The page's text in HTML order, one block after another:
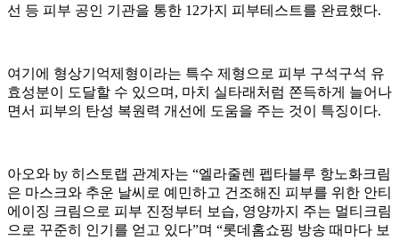
선 등 피부 공인 기관을 통한 12가지 피부테스트를 완료했다.
여기에 형상기억제형이라는 특수 제형으로 피부 구석구석 유
효성분이 도달할 수 있으며, 마치 실타래처럼 쫀득하게 늘어나
면서 피부의 탄성 복원력 개선에 도움을 주는 것이 특징이다.
아오와 by 히스토랩 관계자는 “엘라줄렌 펩타블루 항노화크림
은 마스크와 추운 날씨로 예민하고 건조해진 피부를 위한 안티
에이징 크림으로 피부 진정부터 보습, 영양까지 주는 멀티크림
으로 꾸준히 인기를 얻고 있다”며 “롯데홈쇼핑 방송 때마다 보